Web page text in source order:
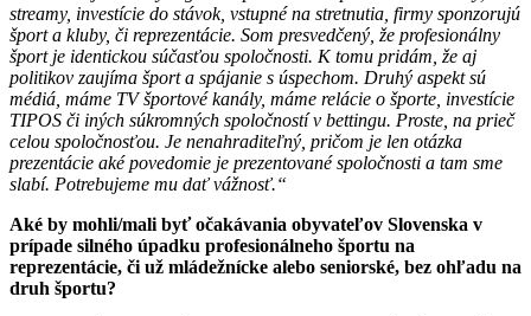
streamy, investície do stávok, vstupné na stretnutia, firmy sponzorujú
šport a kluby, či reprezentácie. Som presvedčený, že profesionálny
šport je identickou súčasťou spoločnosti. K tomu pridám, že aj
politikov zaujíma šport a spájanie s úspechom. Druhý aspekt sú
médiá, máme TV športové kanály, máme relácie o športe, investície
TIPOS či iných súkromných spoločností v bettingu. Proste, na prieč
celou spoločnosťou. Je nenahraditeľný, pričom je len otázka
prezentácie aké povedomie je prezentované spoločnosti a tam sme
slabí. Potrebujeme mu dať vážnosť.“
Aké by mohli/mali byť očakávania obyvateľov Slovenska v
prípade silného úpadku profesionálneho športu na
reprezentácie, či už mládežnícke alebo seniorské, bez ohľadu na
druh športu?